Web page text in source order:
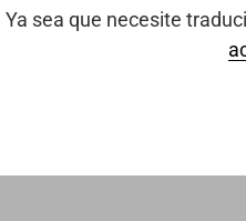
Ya sea que necesite